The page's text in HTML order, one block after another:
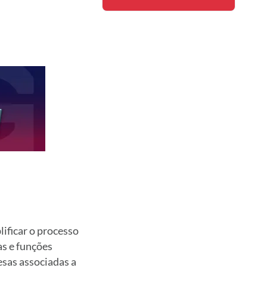
o processo
e funções
associadas a